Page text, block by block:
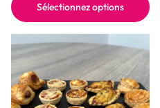
Sélectionnez options